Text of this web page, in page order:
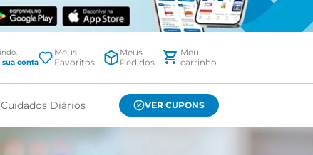
Meus
Favoritos
Meus
Pedidos
Cuidados Diários VER CUPONS